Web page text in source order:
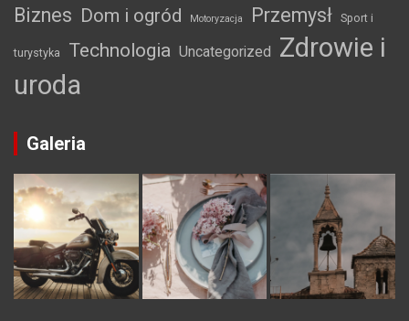
Biznes Dom i ogród Motoryzacja Przemysł Sport i
turystyka Technologia Uncategorized
Zdrowie i
uroda
Galeria